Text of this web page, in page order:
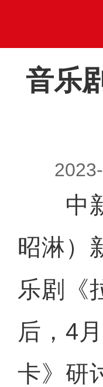
音乐
中新
昭淋）
乐剧《
后，4
卡》研